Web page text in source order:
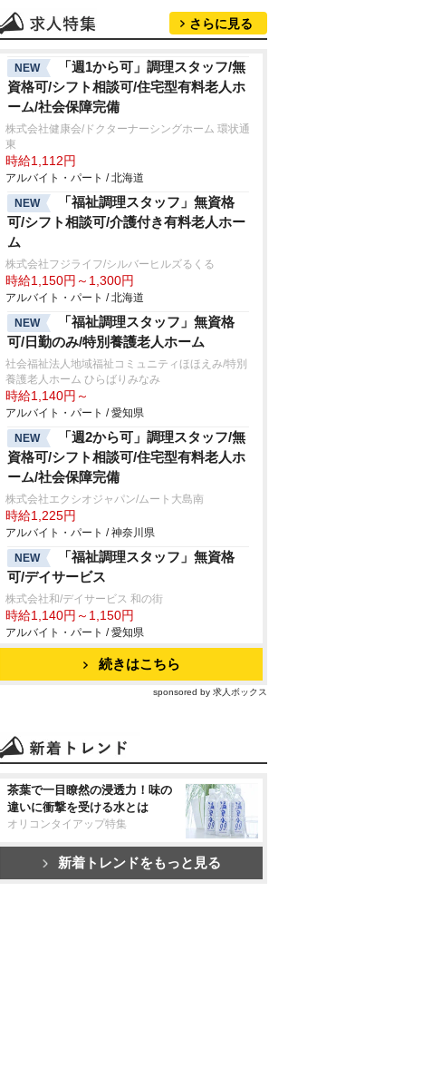
さらに見る
NEW
「週1から可」調理スタッフ/無
資格可/シフト相談可/住宅型有料老人ホ
ーム/社会保障完備
株式会社健康会/ドクターナーシングホーム 環状通
東
時給1,112円
アルバイト・パート / 北海道
NEW
「福祉調理スタッフ」無資格
可/シフト相談可/介護付き有料老人ホー
ム
株式会社フジライフ/シルバーヒルズるくる
時給1,150円～1,300円
アルバイト・パート / 北海道
NEW
「福祉調理スタッフ」無資格
可/日勤のみ/特別養護老人ホーム
社会福祉法人地域福祉コミュニティほほえみ/特別
養護老人ホーム ひらばりみなみ
時給1,140円～
アルバイト・パート / 愛知県
NEW
「週2から可」調理スタッフ/無
資格可/シフト相談可/住宅型有料老人ホ
ーム/社会保障完備
株式会社エクシオジャパン/ムート大島南
時給1,225円
アルバイト・パート / 神奈川県
NEW
「福祉調理スタッフ」無資格
可/デイサービス
株式会社和/デイサービス 和の街
時給1,140円～1,150円
アルバイト・パート / 愛知県
続きはこちら
sponsored by 求人ボックス
茶葉で一目瞭然の浸透力！味の
違いに衝撃を受ける水とは
オリコンタイアップ特集
新着トレンドをもっと見る